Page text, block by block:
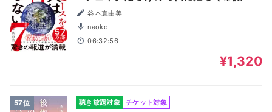
谷本真由美
naoko
06:32:56
¥1,320
57位 聴き放題対象 チケット対象